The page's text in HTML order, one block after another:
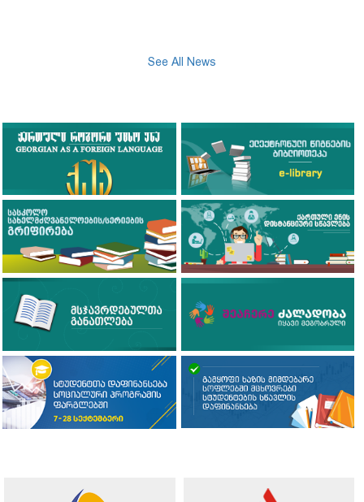
See All News